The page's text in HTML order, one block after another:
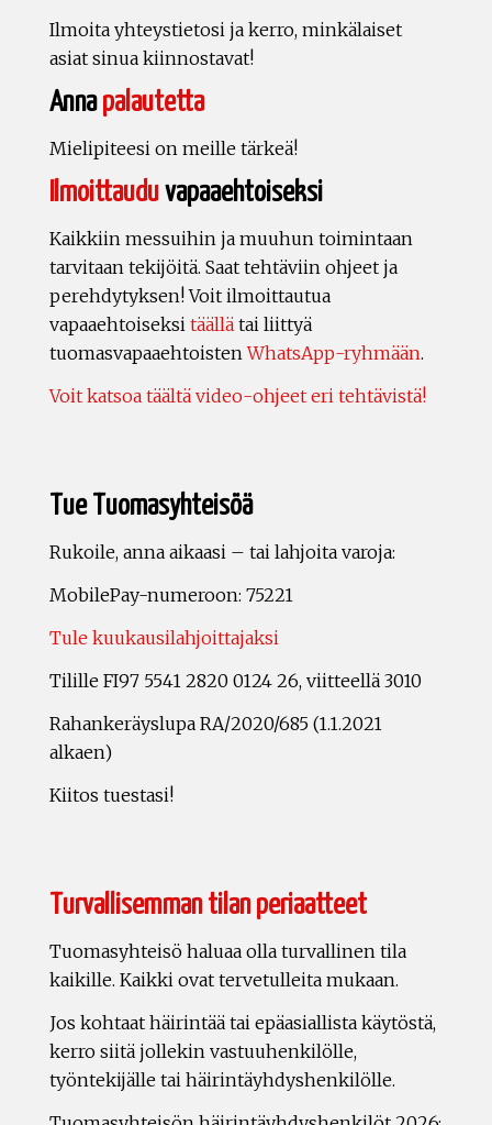
Ilmoita yhteystietosi ja kerro, minkälaiset
asiat sinua kiinnostavat!
Annapalautetta
Mielipiteesi on meille tärkeä!
Ilmoittauduvapaaehtoiseksi
Kaikkiin messuihin ja muuhun toimintaan
tarvitaan tekijöitä. Saat tehtäviin ohjeet ja
perehdytyksen! Voit ilmoittautua
vapaaehtoiseksi täällä tai liittyä
tuomasvapaaehtoistenWhatsApp-ryhmään.
Voit katsoa täältä video-ohjeet eri tehtävistä!
Tue Tuomasyhteisöä
Rukoile, anna aikaasi – tai lahjoita varoja:
MobilePay-numeroon: 75221
Tule kuukausilahjoittajaksi
Tilille FI97 5541 2820 0124 26, viitteellä 3010
Rahankeräyslupa RA/2020/685 (1.1.2021
alkaen)
Kiitos tuestasi!
Turvallisemman tilan periaatteet
Tuomasyhteisö haluaa olla turvallinen tila
kaikille. Kaikki ovat tervetulleita mukaan.
Jos kohtaat häirintää tai epäasiallista käytöstä,
kerro siitä jollekin vastuuhenkilölle,
työntekijälle tai häirintäyhdyshenkilölle.